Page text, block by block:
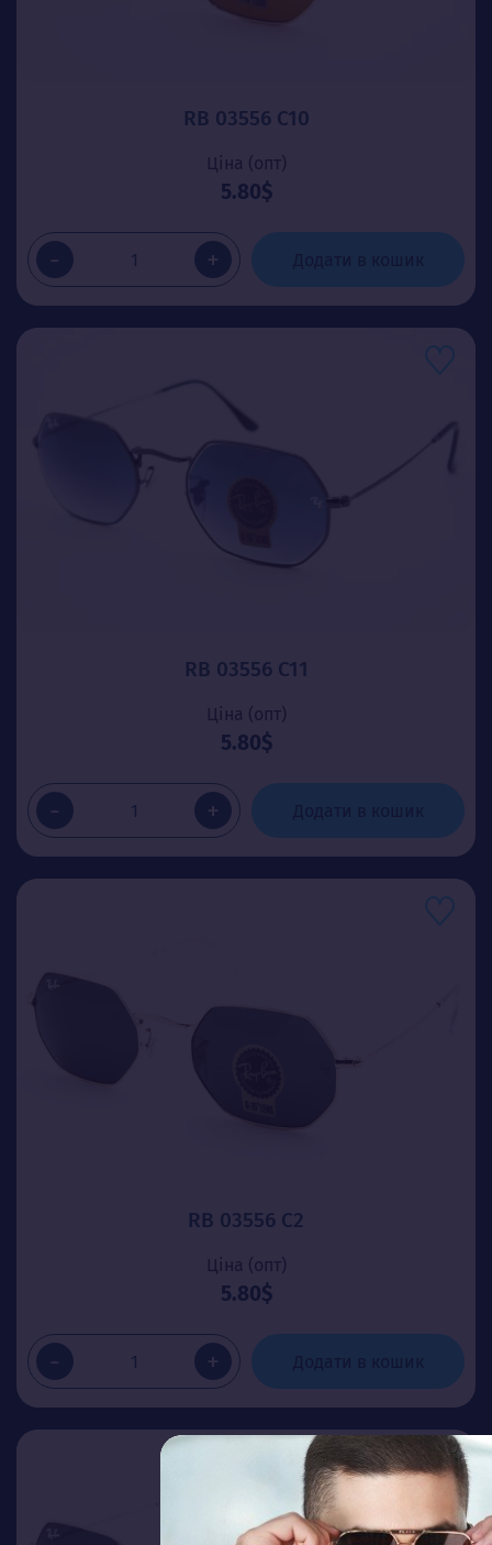
RB 03556 C10
Ціна (опт)
5.80$
- +
RB 03556 C11
Ціна (опт)
5.80$
- +
RB 03556 C2
Ціна (опт)
5.80$
- +